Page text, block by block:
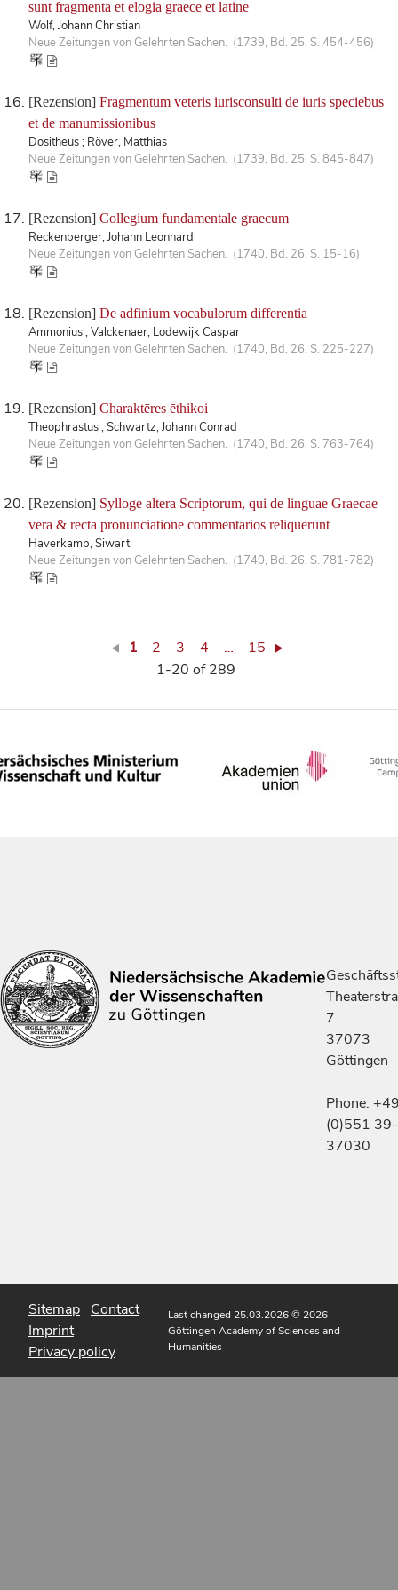
sunt fragmenta et elogia graece et latine
Wolf, Johann Christian
Neue Zeitungen von Gelehrten Sachen. (1739, Bd. 25, S. 454-456)
[Rezension] Fragmentum veteris iurisconsulti de iuris speciebus
et de manumissionibus
Dositheus ; Röver, Matthias
Neue Zeitungen von Gelehrten Sachen. (1739, Bd. 25, S. 845-847)
[Rezension] Collegium fundamentale graecum
Reckenberger, Johann Leonhard
Neue Zeitungen von Gelehrten Sachen. (1740, Bd. 26, S. 15-16)
[Rezension] De adfinium vocabulorum differentia
Ammonius ; Valckenaer, Lodewijk Caspar
Neue Zeitungen von Gelehrten Sachen. (1740, Bd. 26, S. 225-227)
[Rezension] Charaktēres ēthikoi
Theophrastus ; Schwartz, Johann Conrad
Neue Zeitungen von Gelehrten Sachen. (1740, Bd. 26, S. 763-764)
[Rezension] Sylloge altera Scriptorum, qui de linguae Graecae
vera & recta pronunciatione commentarios reliquerunt
Haverkamp, Siwart
Neue Zeitungen von Gelehrten Sachen. (1740, Bd. 26, S. 781-782)
1 2 3 4 …
15
1-20 of 289
7
37073
Göttingen
Phone:
(0)551 39-
37030
Sitemap Contact
Imprint
Privacy policy
Last changed 25.03.2026© 2026
Göttingen Academy of Sciences and
Humanities